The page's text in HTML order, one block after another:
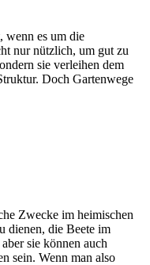
wenn es um die
nur nützlich, um gut zu
sie verleihen dem
Doch Gartenwege
Zwecke im heimischen
dienen, die Beete im
sie können auch
sein. Wenn man also